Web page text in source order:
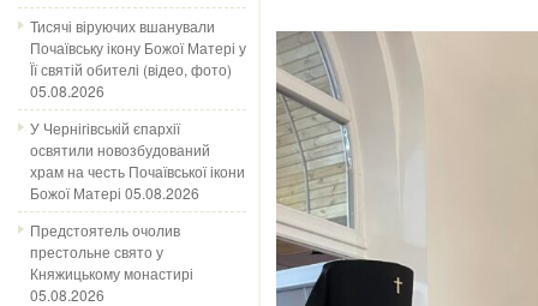
Тисячі віруючих вшанували
Почаївську ікону Божої Матері у
Її святій обителі (відео, фото)
05.08.2026
У Чернігівській єпархії
освятили новозбудований
храм на честь Почаївської ікони
Божої Матері 05.08.2026
Предстоятель очолив
престольне свято у
Княжицькому монастирі
05.08.2026